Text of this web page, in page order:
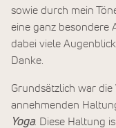
sowie durch mein
eine ganz besondere
dabei viele
Danke.
Grundsätzlich war
annehmenden
Yoga. Diese Haltung